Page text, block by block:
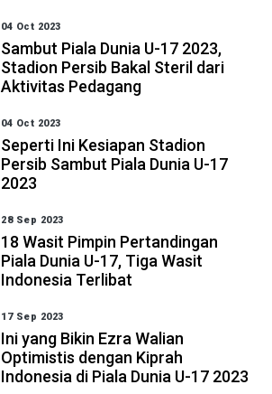
04 Oct 2023
Sambut Piala Dunia U-17 2023,
Stadion Persib Bakal Steril dari
Aktivitas Pedagang
04 Oct 2023
Seperti Ini Kesiapan Stadion
Persib Sambut Piala Dunia U-17
2023
28 Sep 2023
18 Wasit Pimpin Pertandingan
Piala Dunia U-17, Tiga Wasit
Indonesia Terlibat
17 Sep 2023
Ini yang Bikin Ezra Walian
Optimistis dengan Kiprah
Indonesia di Piala Dunia U-17 2023